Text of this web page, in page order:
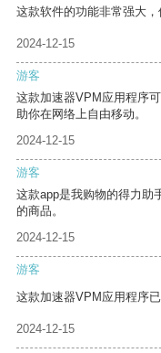
这款软件的功能非常强大，
2024-12-15
游客
这款加速器VPM应用程序
助你在网络上自由移动。
2024-12-15
游客
这款app是我购物的得力助
的商品。
2024-12-15
游客
这款加速器VPM应用程序
2024-12-15